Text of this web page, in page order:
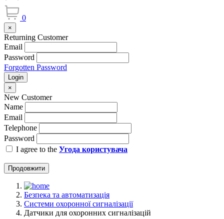
0
×
Returning Customer
Email
Password
Forgotten Password
Login
×
New Customer
Name
Email
Telephone
Password
I agree to the Угода користувача
Продовжити
Безпека та автоматизація
Системи охоронної сигналізації
Датчики для охоронних сигналізацій